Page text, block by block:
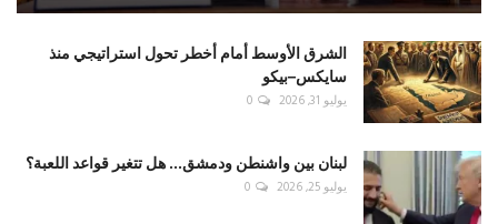
الشرق الأوسط أمام أخطر تحول استراتيجي منذ
سايكس–بيكو
يوليو 31, 2026 0
لبنان بين واشنطن ودمشق... هل تتغير قواعد اللعبة؟
يوليو 25, 2026 0